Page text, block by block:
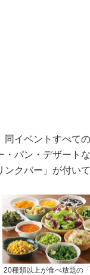
イベントすべて
・パン・デザート
ンクバー」が付いて
20種類以上が食べ放題の